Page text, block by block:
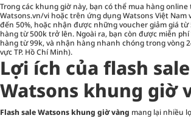
Trong các khung giờ này, bạn có thể mua hàng
Watsons.vn/vi hoặc trên ứng dụng Watsons Việt Nam
đến 50%, hoặc nhận được những voucher giảm giá
hàng từ 500k trở lên. Ngoài ra, bạn còn được miễn
hàng từ 99k, và nhận hàng nhanh chóng trong vòng
vực TP. Hồ Chí Minh).
Lợi ích của flash sale
Watsons khung giờ
Flash sale Watsons khung giờ vàng mang lại nhiều